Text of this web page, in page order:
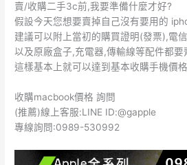
賣/收購二手3c前,我要準備什麼才好?
假設今天您想要賣掉自己沒有要用的
建議可以附上當初的購買證明(發票),電
以及原廠盒子,充電器,傳輸線等配件都要
這樣基本上就可以達到基本收購手機價
收購macbook價格 詢問
(推薦)線上客服:LINE ID:@gapple
專線詢問:0989-530992